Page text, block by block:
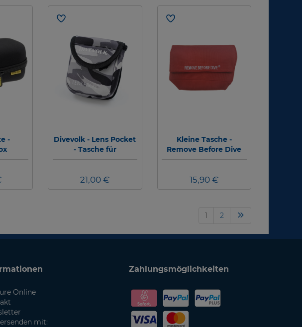
-
Divevolk - Lens Pocket
- Tasche für
Fotozubehör
21,00 €
Kleine Tasche -
Remove Before Dive
15,90 €
1 2
Online
mit:
Zahlungsmöglichkeiten